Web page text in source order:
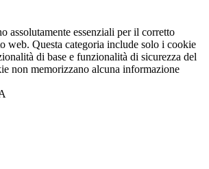
assolutamente essenziali per il corretto
web. Questa categoria include solo i cookie
di base e funzionalità di sicurezza del
non memorizzano alcuna informazione